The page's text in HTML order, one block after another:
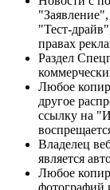
"Тест-
правах
Раздел
Любое
другое
ссылку на
Владелец
является
Любое
фотографий